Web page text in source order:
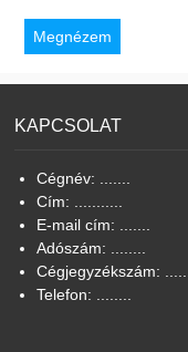
Megnézem
KAPCSOLAT
Cégnév: .......
Cím: ...........
E-mail cím: .......
Adószám: ........
Cégjegyzékszám: .......
Telefon: ........